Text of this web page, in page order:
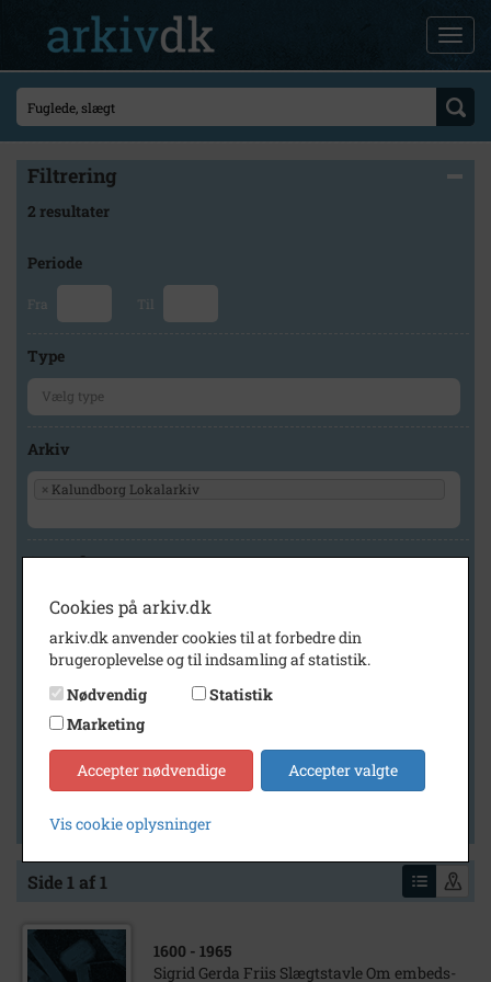
Filtrering
2 resultater
Periode
Fra Til
Type
Arkiv
× Kalundborg Lokalarkiv
Geografi
Generelt
Vis kun med billeder
Vis kun med filmklip
Vis kun med lydklip
Vis kun med kilder
Vis kun med geo-tag
Side 1 af 1
1600 - 1965
Sigrid Gerda Friis Slægtstavle Om embeds-
Cookies på arkiv.dk
arkiv.dk anvender cookies til at forbedre din
brugeroplevelse og til indsamling af statistik.
Nødvendig
Statistik
Marketing
Accepter nødvendige Accepter valgte
Vis cookie oplysninger